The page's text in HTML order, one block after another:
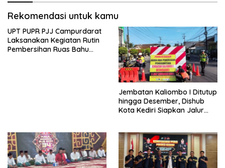
Rekomendasi untuk kamu
UPT PUPR PJJ Campurdarat
Laksanakan Kegiatan Rutin
Pembersihan Ruas Bahu
Jembatan Kaliombo I Ditutup
hingga Desember, Dishub
Kota Kediri Siapkan Jalur